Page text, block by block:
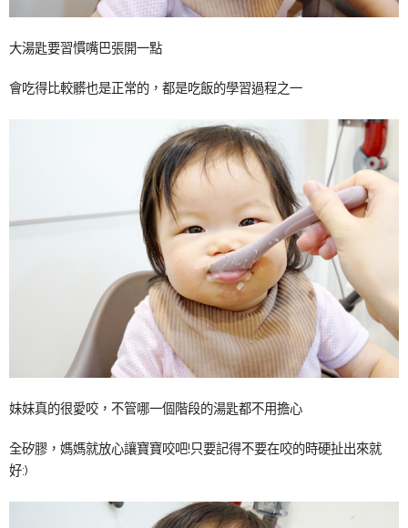
大湯匙要習慣嘴巴張開一點
會吃得比較髒也是正常的，都是吃飯的學習過程之一
妹妹真的很愛咬，不管哪一個階段的湯匙都不用擔心
全矽膠，媽媽就放心讓寶寶咬吧!只要記得不要在咬的時硬扯出來就
好:)